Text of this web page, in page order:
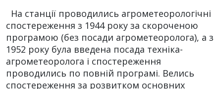
На станції проводились агрометеорологічні
спостереження з 1944 року за скороченою
програмою (без посади агрометеоролога), а з
1952 року була введена посада техніка-
агрометеоролога і спостереження
проводились по повній програмі. Велись
спостереження за розвитком основних